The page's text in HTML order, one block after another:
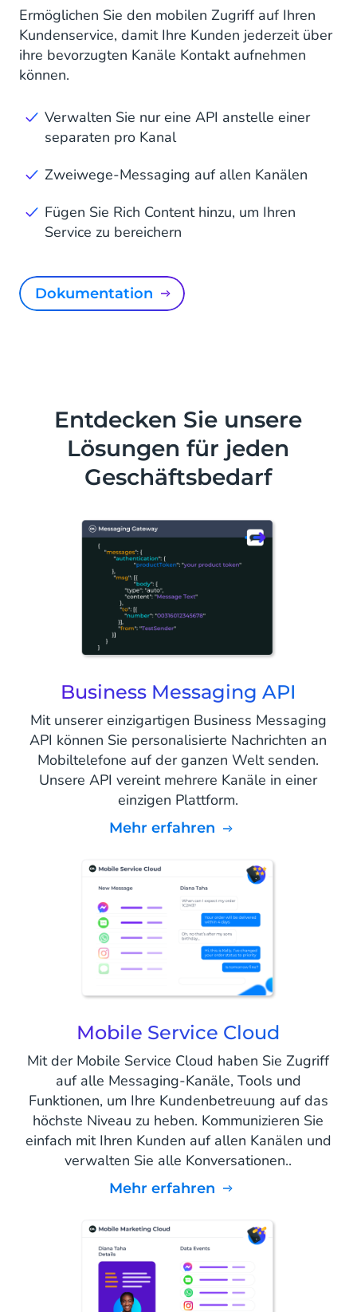
Ermöglichen Sie den mobilen Zugriff auf Ihren
Kundenservice, damit Ihre Kunden jederzeit über
ihre bevorzugten Kanäle Kontakt aufnehmen
können.
Verwalten Sie nur eine API anstelle einer
separaten pro Kanal
Zweiwege-Messaging auf allen Kanälen
Fügen Sie Rich Content hinzu, um Ihren
Service zu bereichern
Dokumentation
Entdecken Sie unsere
Lösungen für jeden
Geschäftsbedarf
Business Messaging API
Mit unserer einzigartigen Business Messaging
API können Sie personalisierte Nachrichten an
Mobiltelefone auf der ganzen Welt senden.
Unsere API vereint mehrere Kanäle in einer
einzigen Plattform.
mehr erfahren
Mobile Service Cloud
Mit der Mobile Service Cloud haben Sie Zugriff
auf alle Messaging-Kanäle, Tools und
Funktionen, um Ihre Kundenbetreuung auf das
höchste Niveau zu heben. Kommunizieren Sie
einfach mit Ihren Kunden auf allen Kanälen und
verwalten Sie alle Konversationen..
mehr erfahren